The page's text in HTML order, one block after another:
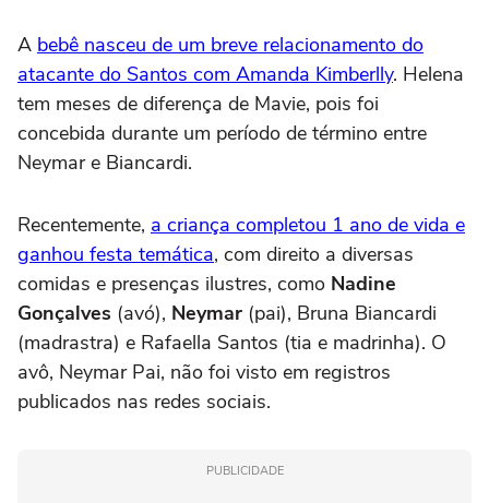
A bebê nasceu de um breve relacionamento do
atacante do Santos com Amanda Kimberlly. Helena
tem meses de diferença de Mavie, pois foi
concebida durante um período de término entre
Neymar e Biancardi.
Recentemente, a criança completou 1 ano de vida e
ganhou festa temática, com direito a diversas
comidas e presenças ilustres, como Nadine
Gonçalves (avó), Neymar (pai), Bruna Biancardi
(madrastra) e Rafaella Santos (tia e madrinha). O
avô, Neymar Pai, não foi visto em registros
publicados nas redes sociais.
PUBLICIDADE